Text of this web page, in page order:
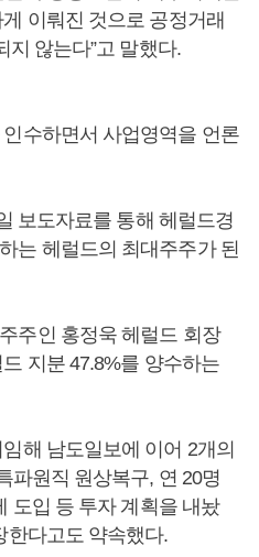
이뤄진 것으로 공정거래
지 않는다”고 말했다.
수하면서 사업영역을 언론
보도자료를 통해 헤럴드경
는 헤럴드의 최대주주가 된
주인 홍정욱 헤럴드 회장
지분 47.8%를 양수하는
해 남도일보에 이어 2개의
파원직 원상복구, 연 20명
도입 등 투자 계획을 내놨
한다고도 약속했다.